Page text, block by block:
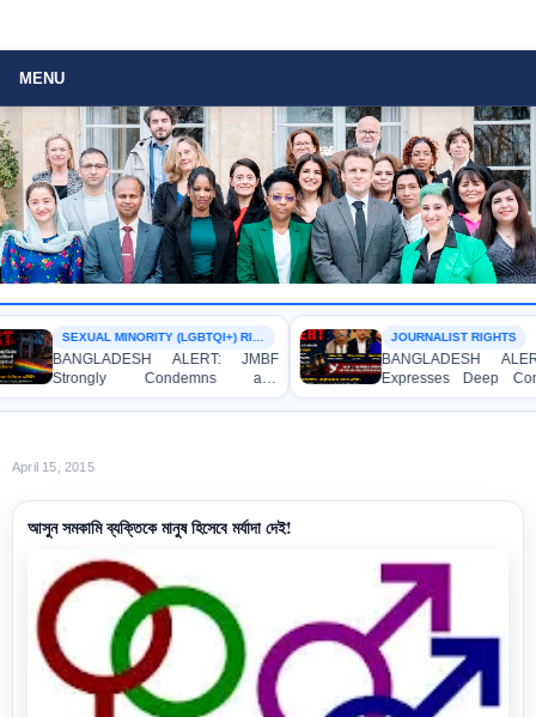
MENU
SEXUAL MINORITY (LGBTQI+) RIGHTS
BANGLADESH ALERT: JMBF
Strongly Condemns and
Expresses Deep Concern over the
Detention of Two Individuals on
JOURNALIST RIGHTS
BANGLADESH
Expresses Deep
Strong Condemnation
Indictment of Four
April 15, 2015
আসুন সমকামি ব্যক্তিকে মানুষ হিসেবে মর্যাদা দেই!